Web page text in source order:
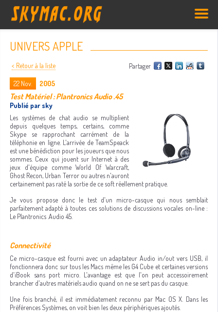
UNIVERS APPLE
Partager
< Retour à la liste
22 Nov. 2005
Test Matériel : Plantronics Audio .45
Publié par sky
Les systèmes de chat audio se multiplient
depuis quelques temps, certains, comme
Skype se rapprochant carrément de la
téléphonie en ligne. L'arrivée de TeamSpeack
est une bénédiction pour les joueurs que nous
sommes. Ceux qui jouent sur Internet à des
jeux d'équipe comme World Of Warcraft,
Ghost Recon, Urban Terror ou autres n'auront
certainement pas raté la sortie de ce soft réellement pratique.
Je vous propose donc le test d'un micro-casque qui nous semblait
parfaitement adapté à toutes ces solutions de discussions vocales on-line :
Le Plantronics .Audio 45.
Connectivité
Ce micro-casque est fourni avec un adaptateur Audio in/out vers USB, il
fonctionnera donc sur tous les Macs même les G4 Cube et certaines versions
d'iBook sans port micro. L'avantage est que l'on peut accessoirement
brancher d'autres matériels audio quand on ne se sert pas du casque.
Une fois branché, il est immédiatement reconnu par Mac OS X. Dans les
Préférences Systèmes, on voit bien les deux périphériques ajoutés.